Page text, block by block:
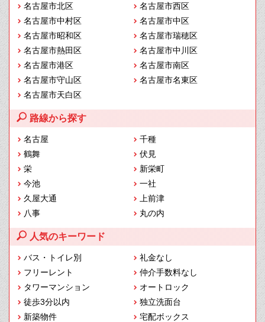
名古屋市北区
名古屋市西区
名古屋市中村区
名古屋市中区
名古屋市昭和区
名古屋市瑞穂区
名古屋市熱田区
名古屋市中川区
名古屋市港区
名古屋市南区
名古屋市守山区
名古屋市名東区
名古屋市天白区
路線から探す
名古屋
千種
鶴舞
伏見
栄
新栄町
今池
一社
久屋大通
上前津
八事
丸の内
人気のキーワード
バス・トイレ別
礼金なし
フリーレント
仲介手数料なし
タワーマンション
オートロック
徒歩3分以内
独立洗面台
新築物件
宅配ボックス